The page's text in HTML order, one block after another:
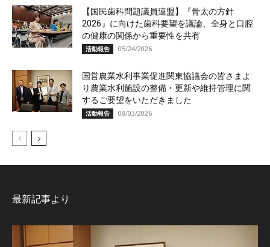
【国民歯科問題議員連盟】『骨太の方針
2026』に向けた歯科要望を議論、全身と口腔
の健康の関係から重要性を共有
活動報告 05/24/2026
国営農業水利事業促進関東協議会の皆さまよ
り農業水利施設の整備・更新や維持管理に関
するご要望をいただきました
活動報告 08/03/2026
最新記事より